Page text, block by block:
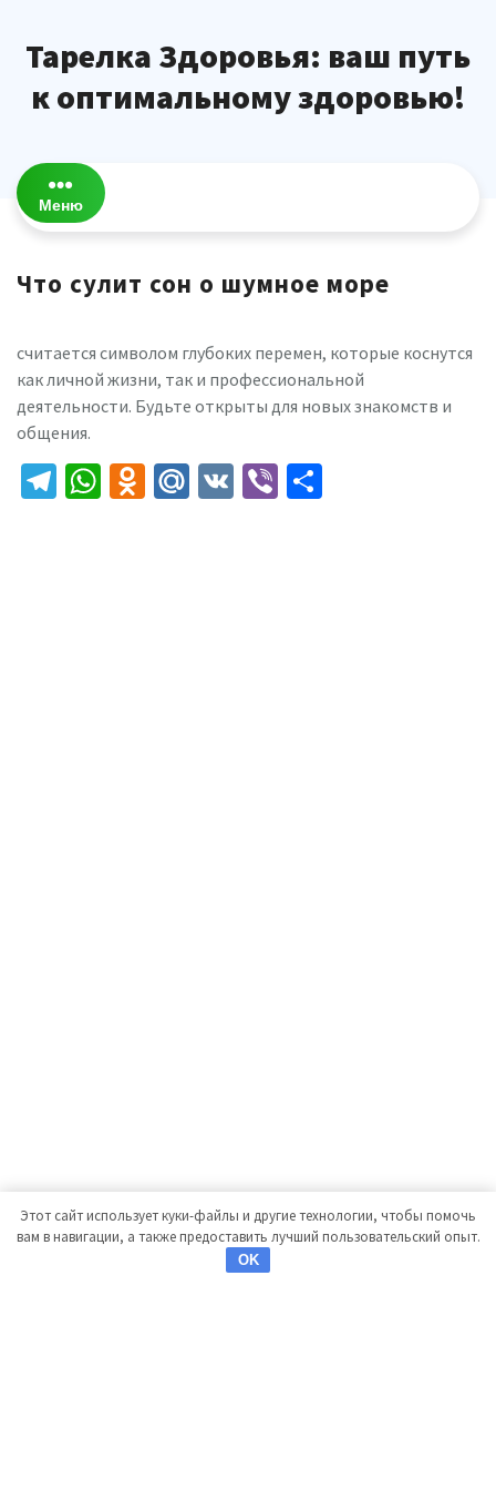
содержимому
Тарелка Здоровья: ваш путь
к оптимальному здоровью!
Меню
Что сулит сон о шумное море
считается символом глубоких перемен, которые коснутся
как личной жизни, так и профессиональной
деятельности. Будьте открыты для новых знакомств и
общения.
Telegram
WhatsApp
Odnoklassniki
Mail.Ru
VK Viber
Этот сайт использует куки-файлы и другие технологии, чтобы помочь
вам в навигации, а также предоставить лучший пользовательский опыт.
OK